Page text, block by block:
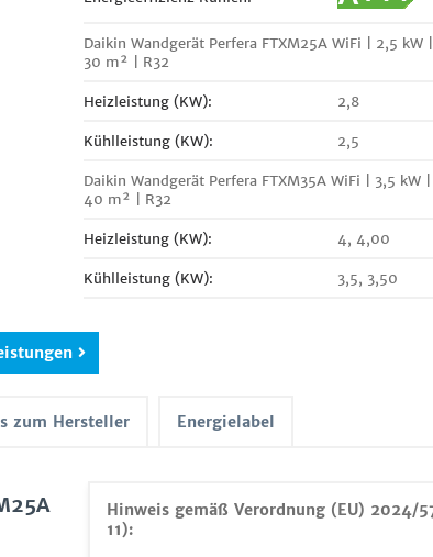
Daikin Wandgerät Perfera FTXM25A WiFi | 2,5
30 m² | R32
Heizleistung (KW): 2,8
Kühlleistung (KW): 2,5
Daikin Wandgerät Perfera FTXM35A WiFi | 3,5 kW
40 m² | R32
Heizleistung (KW): 4, 4,00
Kühlleistung (KW): 3,5, 3,50
zum Hersteller Energielabel
Hinweis gemäß Verordnung (EU) 2024/
11):